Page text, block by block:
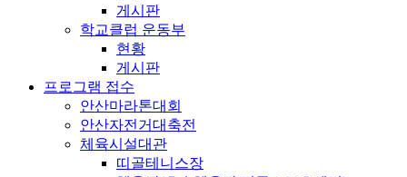
게시판
학교클럽 운동부
현황
게시판
프로그램 접수
안산마라톤대회
안산자전거대축전
체육시설대관
띠골테니스장